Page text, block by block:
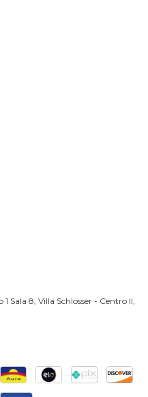
Sala 8, Villa Schlosser - Centro II,